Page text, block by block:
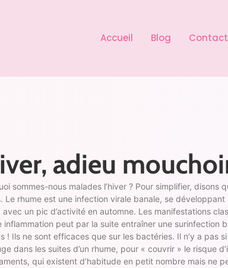
Accueil Blog Contact
adieu
sommes-nous malades l’hiver ? Pour simplifier,
Le rhume est une infection virale banale, se
avec un pic d’activité en automne. Les manifestations
peut par la suite entraîner une
! Ils ne sont efficaces que sur les bactéries. Il n’y a
dans les suites d’un rhume, pour « couvrir » le
qui existent d’habitude en petit nombre mais